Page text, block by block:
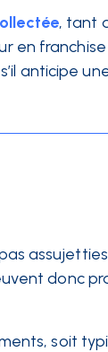
, tant
en
anticipe
donc
soit